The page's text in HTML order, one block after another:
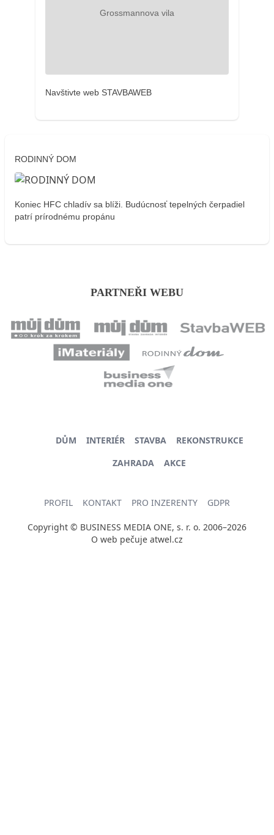
Navštivte web STAVBAWEB
RODINNÝ DOM
Koniec HFC chladív sa blíži. Budúcnosť tepelných čerpadiel
patrí prírodnému propánu
PARTNEŘI WEBU
DŮM INTERIÉR STAVBA
REKONSTRUKCE
ZAHRADA
AKCE
PROFIL KONTAKT PRO INZERENTY GDPR
Copyright © BUSINESS MEDIA ONE, s. r. o. 2006–2026